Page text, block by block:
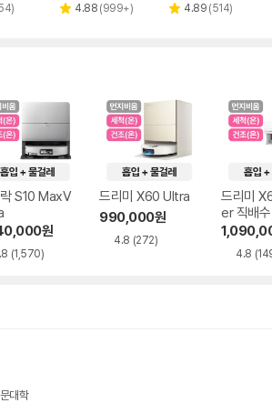
)
별 4.88 리
(999+)
별 4.89 리
(514)
S10 MaxV
원
(1,570)
드리미 X60 Ultra
990,000원
4.8 (272)
드리미
er 직배수
4.8
대학